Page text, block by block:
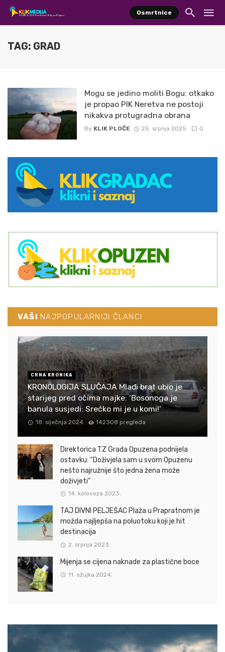
Osmrtnice
TAG: GRAD
Mogu se jedino moliti Bogu: otkako
je propao PIK Neretva ne postoji
nikakva protugradna obrana
By KLIK PLOČE 25. srpnja 2025. 0
VAŠI NAJPOPULARNIJI ČLANCI
CRNA KRONIKA
KRONOLOGIJA SLUČAJA Mlađi brat ubio je
starijeg pred očima majke: ‘Bosonoga je
banula susjedi: Srećko mi je u komi!‘
18. siječnja 2024. 142308 pregleda
Direktorica TZ Grada Opuzena podnijela
ostavku: “Doživjela sam u svom Opuzenu
nešto najružnije što jedna žena može
doživjeti”
14. kolovoza 2023.
TAJ DIVNI PELJEŠAC Plaža u Prapratnom je
možda najljepša na poluotoku koji je hit
destinacija
2. srpnja 2023.
Mijenja se cijena naknade za plastične boce
11. ožujka 2024.